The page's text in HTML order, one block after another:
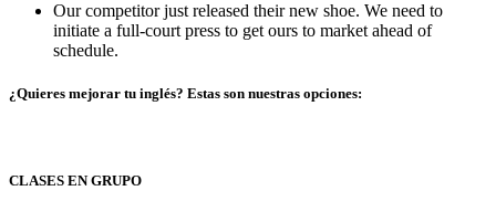
Our competitor just released their new shoe. We need to
initiate a full-court press to get ours to market ahead of
schedule.
¿Quieres mejorar tu inglés? Estas son nuestras opciones:
CLASES EN GRUPO